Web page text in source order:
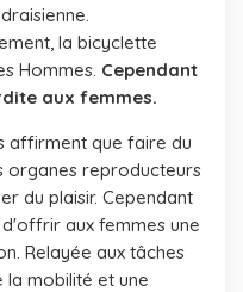
la bicyclette
Hommes. Cependant
aux femmes.
affirment que faire du
organes reproducteurs
du plaisir. Cependant
aux femmes une
Relayée aux tâches
mobilité et une